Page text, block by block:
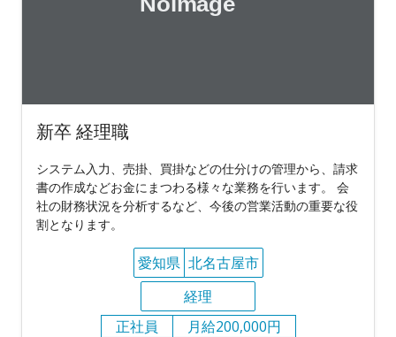
新卒 経理職
システム入力、売掛、買掛などの仕分けの管理から、請求
書の作成などお金にまつわる様々な業務を行います。 会
社の財務状況を分析するなど、今後の営業活動の重要な役
割となります。
愛知県 北名古屋市
経理
正社員
月給200,000円